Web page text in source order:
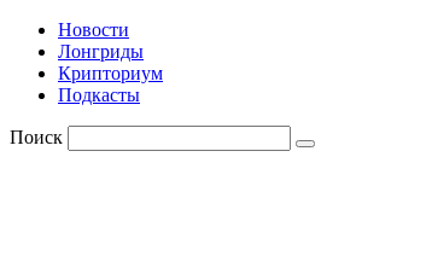
Новости
Лонгриды
Крипториум
Подкасты
Поиск